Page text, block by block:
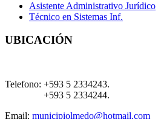
Asistente Administrativo Jurídico
Técnico en Sistemas Inf.
UBICACIÓN
Telefono: +593 5 2334243.
+593 5 2334244.
Email: municipiolmedo@hotmail.com